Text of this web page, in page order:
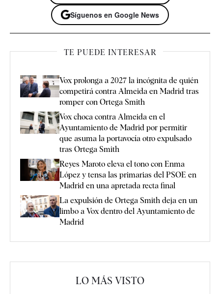
Síguenos en Google News
TE PUEDE INTERESAR
Vox prolonga a 2027 la incógnita de quién
competirá contra Almeida en Madrid tras
romper con Ortega Smith
Vox choca contra Almeida en el
Ayuntamiento de Madrid por permitir
que asuma la portavocía otro expulsado
tras Ortega Smith
Reyes Maroto eleva el tono con Enma
López y tensa las primarias del PSOE en
Madrid en una apretada recta final
La expulsión de Ortega Smith deja en un
limbo a Vox dentro del Ayuntamiento de
Madrid
LO MÁS VISTO